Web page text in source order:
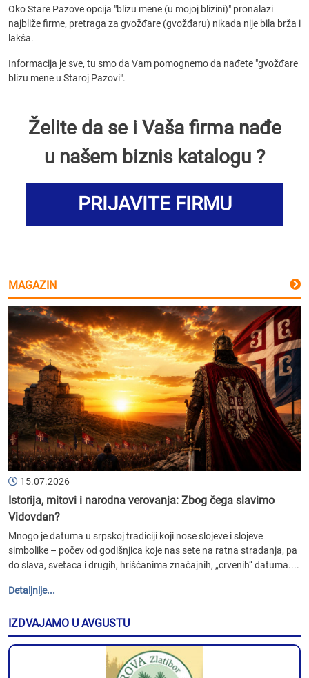
Oko Stare Pazove opcija "blizu mene (u mojoj blizini)" pronalazi
najbliže firme, pretraga za gvožđare (gvožđaru) nikada nije bila brža i
lakša.
Informacija je sve, tu smo da Vam pomognemo da nađete "gvožđare
blizu mene u Staroj Pazovi".
Želite da se i Vaša firma nađe
u našem biznis katalogu ?
PRIJAVITE FIRMU
MAGAZIN
15.07.2026
Istorija, mitovi i narodna verovanja: Zbog čega slavimo
Vidovdan?
Mnogo je datuma u srpskoj tradiciji koji nose slojeve i slojeve
simbolike – počev od godišnjica koje nas sete na ratna stradanja, pa
do slava, svetaca i drugih, hrišćanima značajnih, „crvenih“ datuma....
Detaljnije...
IZDVAJAMO U AVGUSTU